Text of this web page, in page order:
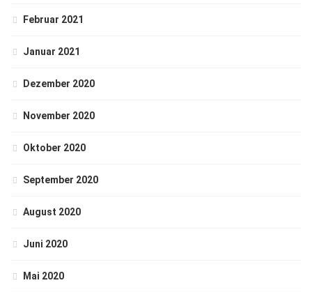
Februar 2021
Januar 2021
Dezember 2020
November 2020
Oktober 2020
September 2020
August 2020
Juni 2020
Mai 2020